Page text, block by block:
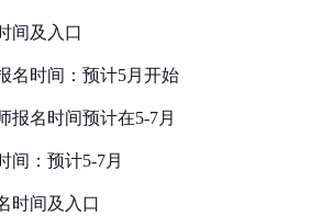
间及入口
名时间：预计5月开始
报名时间预计在5-7月
间：预计5-7月
时间及入口